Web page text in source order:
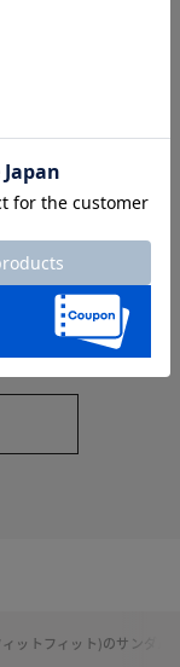
ットフィット)のサンダル